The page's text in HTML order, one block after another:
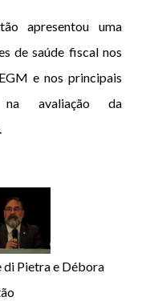
apresentou uma
de saúde fiscal nos
e nos principais
na avaliação da
Pietra e Débora